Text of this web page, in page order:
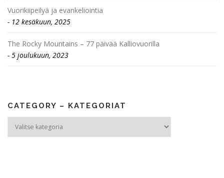
Vuorikiipeilyä ja evankeliointia
12 kesäkuun, 2025
The Rocky Mountains – 77 päivää Kalliovuorilla
5 joulukuun, 2023
CATEGORY – KATEGORIAT
Category